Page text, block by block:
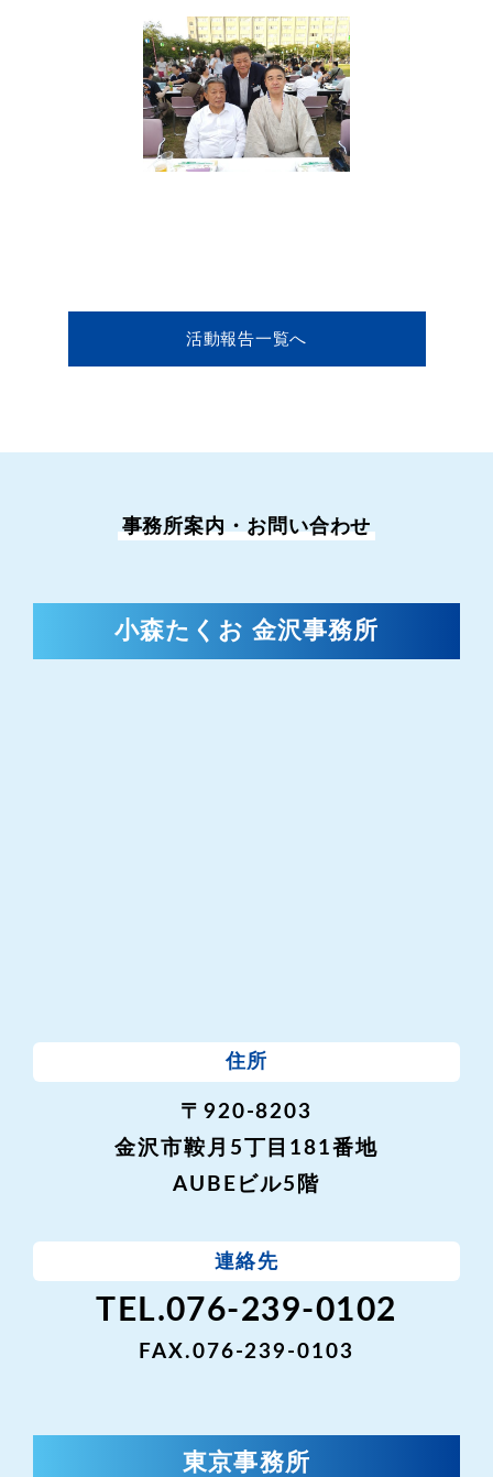
活動報告一覧へ
事務所案内・お問い合わせ
小森たくお 金沢事務所
住所
〒920-8203
金沢市鞍月5丁目181番地
AUBEビル5階
連絡先
TEL.076-239-0102
FAX.076-239-0103
東京事務所